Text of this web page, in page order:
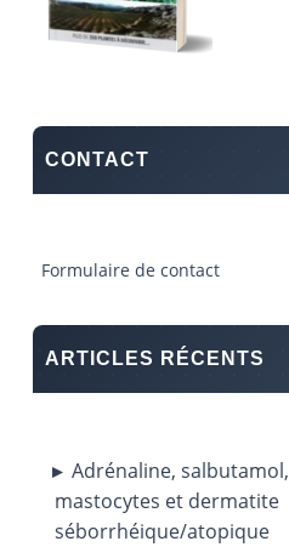
CONTACT
Formulaire de contact
ARTICLES RÉCENTS
Adrénaline, salbutamol,
mastocytes et dermatite
séborrhéique/atopique